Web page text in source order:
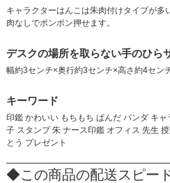
キャラクターはんこは朱肉付けタイプが
肉なしでポンポン押せます。
デスクの場所を取らない手のひら
幅約3センチ×奥行約3センチ×高さ約4セン
キーワード
印鑑 かわいい もちもち ぱんだ パンダ キ
子 スタンプ 朱 ナース印鑑 オフィス 先生
とう プレゼント
◆この商品の配送スピー